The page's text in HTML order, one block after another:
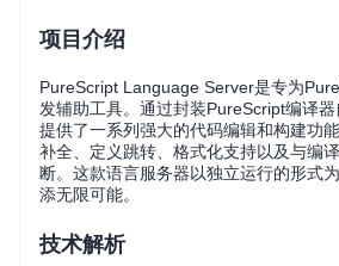
项目介绍
PureScript Language Server是专为
发辅助工具。通过封装PureScript编译
提供了一系列强大的代码编辑和构建功
补全、定义跳转、格式化支持以及与编
断。这款语言服务器以独立运行的形式
添无限可能。
技术解析